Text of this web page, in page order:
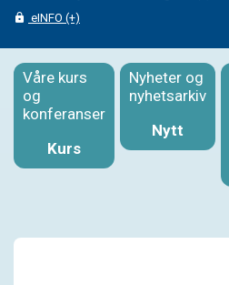
eINFO (+)
Våre kurs
og
konferanser
Kurs
Nyheter og
nyhetsarkiv
Nytt